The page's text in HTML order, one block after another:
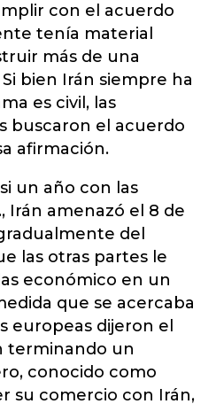
con el acuerdo
tenía material
más de una
bien Irán siempre ha
es civil, las
buscaron el acuerdo
afirmación.
un año con las
Irán amenazó el 8 de
del
las otras partes le
económico en un
que se acercaba
europeas dijeron el
terminando un
conocido como
su comercio con Irán,